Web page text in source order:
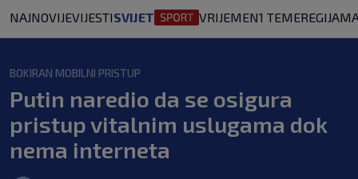
NAJNOVIJEVIJESTISVIJET VRIJEMEN1 TEMEREGIJA
BOKIRAN MOBILNI PRISTUP
Putin naredio da se osigura
pristup vitalnim uslugama dok
nema interneta